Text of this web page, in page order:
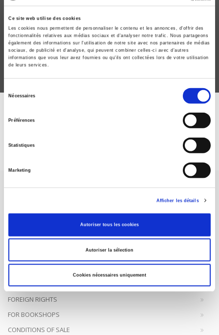
Ce site web utilise des cookies
Les cookies nous permettent de personnaliser le contenu et les annonces, d'offrir des
fonctionnalités relatives aux médias sociaux et d'analyser notre trafic. Nous partageons
également des informations sur l'utilisation de notre site avec nos partenaires de médias
sociaux, de publicité et d'analyse, qui peuvent combiner celles-ci avec d'autres
informations que vous leur avez fournies ou qu'ils ont collectées lors de votre utilisation
de leurs services.
Nécessaires
Préférences
Statistiques
Marketing
Afficher les détails
Autoriser tous les cookies
Autoriser la sélection
Cookies nécessaires uniquement
Les champs de mars 40, 2023
Guerre et fiction
Sandra Cureau, Anne Debrosse
original research, to edit reference works for student use, and to
help public and political debate.continue
CONTACTS
FOREIGN RIGHTS
FOR BOOKSHOPS
CONDITIONS OF SALE